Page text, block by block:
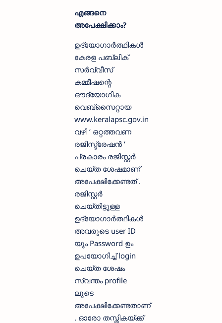
എങ്ങനെ
അപേക്ഷിക്കാം?
ഉദ്യോഗാർത്ഥികൾ
കേരള പബ്ലിക്
സർവ്വീസ്
കമ്മീഷന്റെ
ഔദ്യോഗിക
വെബ്സൈറ്റായ
www.keralapsc.gov.in
വഴി ‘ ഒറ്റത്തവണ
രജിസ്ട്രേഷൻ ‘
പ്രകാരം രജിസ്റ്റർ
ചെയ്ത ശേഷമാണ്
അപേക്ഷിക്കേണ്ടത് .
രജിസ്റ്റർ
ചെയ്തിട്ടുള്ള
ഉദ്യോഗാർത്ഥികൾ
അവരുടെ user ID
യും Password ഉം
ഉപയോഗിച്ച് login
ചെയ്ത ശേഷം
സ്വന്തം profile
ലൂടെ
അപേക്ഷിക്കേണ്ടതാണ്
. ഓരോ തസ്തികയ്ക്ക്